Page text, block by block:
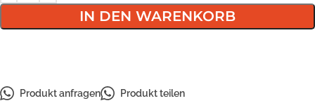
IN DEN WARENKORB
Produkt anfragen Produkt teilen